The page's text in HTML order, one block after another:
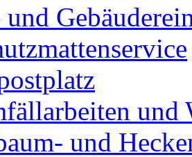
und
und
und